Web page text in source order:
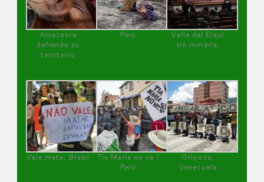
Amazonía
defiende su
territorio
Perú
Valle del Elqui
sin minería.
Vale mata, Brasil
Tía María no va !
Perú
Orinoco,
Venezuela